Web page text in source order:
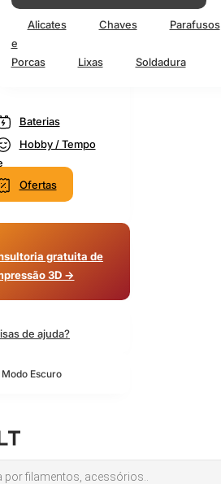
Alicates Chaves
Parafusos
e
Porcas
Lixas Soldadura
Baterias
Hobby / Tempo
Ofertas
gratuita de
3D →
de ajuda?
Escuro